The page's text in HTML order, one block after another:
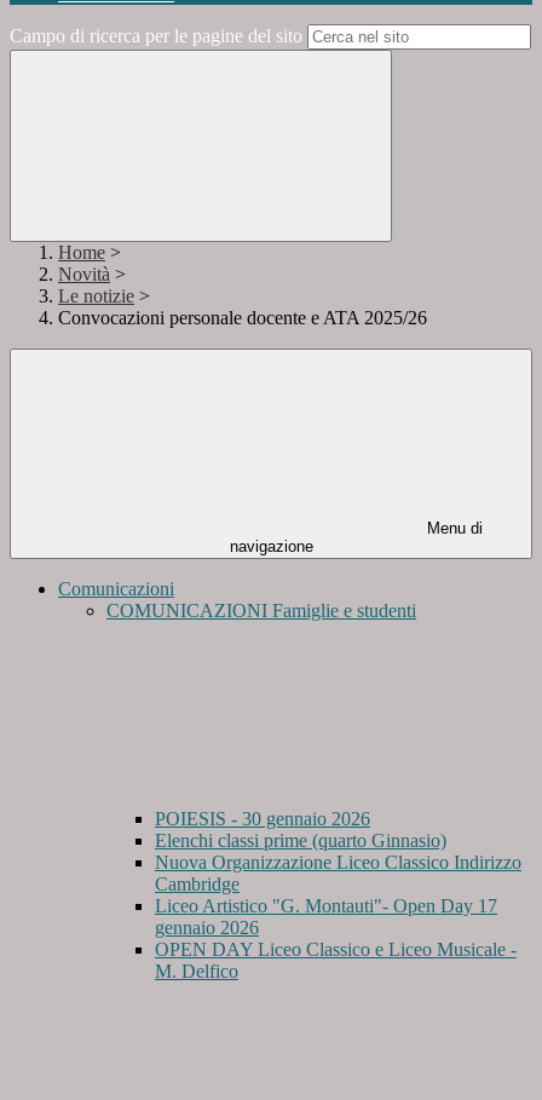
Campo di ricerca per le pagine del sito
Home >
Novità >
Le notizie >
Convocazioni personale docente e ATA 2025/26
Menu di
navigazione
Comunicazioni
COMUNICAZIONI Famiglie e studenti
POIESIS - 30 gennaio 2026
Elenchi classi prime (quarto Ginnasio)
Nuova Organizzazione Liceo Classico Indirizzo
Cambridge
Liceo Artistico "G. Montauti"- Open Day 17
gennaio 2026
OPEN DAY Liceo Classico e Liceo Musicale -
M. Delfico